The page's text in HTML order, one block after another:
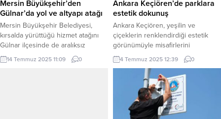
Mersin Büyükşehir’den
Gülnar’da yol ve altyapı atağı
Mersin Büyükşehir Belediyesi,
kırsalda yürüttüğü hizmet atağını
Gülnar ilçesinde de aralıksız
sürdürüyor. MERSİN (İGFA) –
Büyükşehir Belediyesi Yol Yapım
14 Temmuz 2025 11:09 0
Ankara Keçiören’de parklara
estetik dokunuş
Ankara Keçiören, yeşilin ve
çiçeklerin renklendirdiği estetik
görünümüyle misafirlerini
karşılamaya hazırlanıyor. ANKARA
(İGFA) – Ankara Keçiören
Belediyesi ekipleri tarafından
ilçenin dört bir yanında başlatılan
peyzaj çalışmalarıyla bitki ve çiçek
dikimi, çim biçme, ağaç budama gibi
kapsamlı çalışmalar yapılıyor.
4 Temmuz 2025 12:39 0